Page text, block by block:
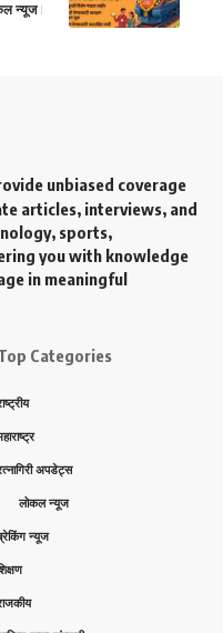
न्यूज
unbiased coverage
articles, interviews, and
sports,
you with knowledge
in meaningful
Categories
अपडेट्स
लोकल न्यूज
न्यूज